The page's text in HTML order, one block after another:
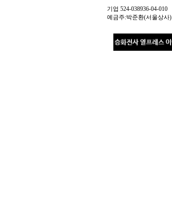
기업 524-038936-04-010
예금주:박준환(서울상사)